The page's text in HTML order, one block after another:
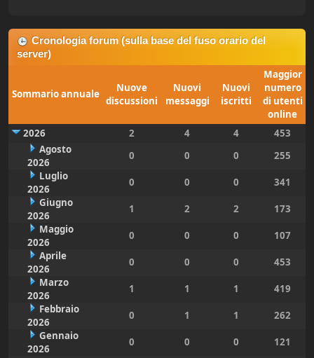
Cronologia forum (sulla base del fuso orario del
server)
Sommario annuale
Nuove
discussioni
Nuovi
messaggi
Nuovi
iscritti
Maggior
numero
di utenti
online
2026
2 4 4
453
Agosto
2026
0 0 0
255
Luglio
2026
0 0 0
341
Giugno
2026
1 2 2
173
Maggio
2026
0 0 0
107
Aprile
2026
0 0 0
453
Marzo
2026
1 1 1
419
Febbraio
2026
0 1 1
262
Gennaio
2026
0 0 0
121